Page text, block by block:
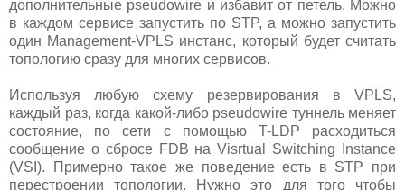
дополнительные pseudowire и избавит от петель. Можно
в каждом сервисе запустить по STP, а можно запустить
один Management-VPLS инстанс, который будет считать
топологию сразу для многих сервисов.
Используя любую схему резервирования в VPLS,
каждый раз, когда какой-либо pseudowire туннель меняет
состояние, по сети с помощью T-LDP расходиться
сообщение о сбросе FDB на Visrtual Switching Instance
(VSI). Примерно такое же поведение есть в STP при
перестроении топологии. Нужно это для того чтобы